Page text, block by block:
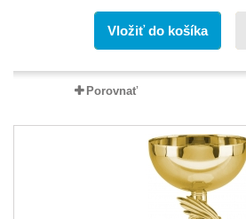
Vložiť do košíka
Porovnať